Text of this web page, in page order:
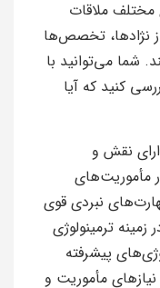
ملاقات
نژادها، تخصص‌ها
شما می‌توانید با
کنید که آیا
نقش و
نبردی قوی
ترمینولوژی
پیشرفته
مأموریت و